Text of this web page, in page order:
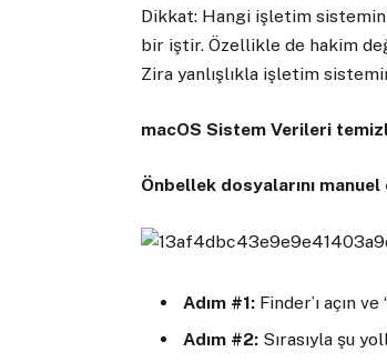
Dikkat: Hangi işletim
bir iştir. Özellikle de hakim
Zira yanlışlıkla işletim
macOS Sistem Verileri
Önbellek dosyalarını
Adım #1: Finder’ı açın
Adım #2: Sırasıyla şu